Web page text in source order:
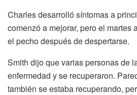
Charles desarrolló síntomas a
comenzó a mejorar, pero el martes
el pecho después de despertarse.
Smith dijo que varias personas de
enfermedad y se recuperaron.
también se estaba recuperando,